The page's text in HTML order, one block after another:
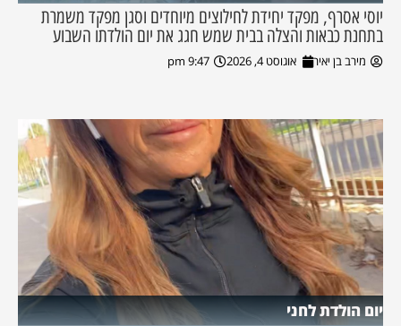
יוסי אסרף, מפקד יחידת לחילוצים מיוחדים וסגן מפקד משמרת
בתחנת כבאות והצלה בבית שמש חגג את יום הולדתו השבוע
מירב בן יאיר אוגוסט 4, 2026 9:47 pm
יום הולדת לחני